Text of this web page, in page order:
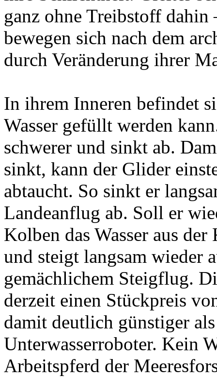
ganz ohne Treibstoff dahin
bewegen sich nach dem
durch Veränderung ihrer
In ihrem Inneren befindet
Wasser gefüllt werden
schwerer und sinkt ab.
sinkt, kann der Glider
abtaucht. So sinkt er
Landeanflug ab. Soll er
Kolben das Wasser aus
und steigt langsam wieder
gemächlichem Steigflug.
derzeit einen Stückpreis
damit deutlich günstiger
Unterwasserroboter. Kein
Arbeitspferd der